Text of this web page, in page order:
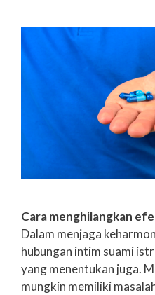
Cara menghilangkan
Dalam menjaga
hubungan intim suami
yang menentukan juga.
mungkin memiliki